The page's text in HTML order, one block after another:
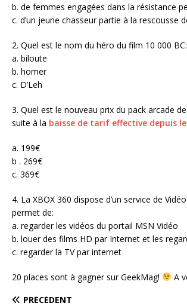
b. de femmes engagées dans la résistance
c. d’un jeune chasseur partie à la rescousse
2. Quel est le nom du héro du film 10 000 BC:
a. biloute
b. homer
c. D’Leh
3. Quel est le nouveau prix du pack arcade
suite à la baisse de tarif effective depuis
a. 199€
b . 269€
c. 369€
4. La XBOX 360 dispose d’un service de
permet de:
a. regarder les vidéos du portail MSN Vidéo
b. louer des films HD par Internet et les
c. regarder la TV par internet
20 places sont à gagner sur GeekMag!
A
PRÉCÉDENT